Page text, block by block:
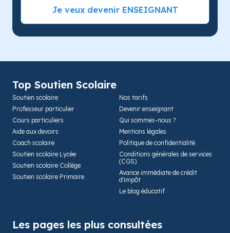
Je veux devenir ENSEIGNANT
Top Soutien Scolaire
Soutien scolaire
Professeur particulier
Cours particuliers
Aide aux devoirs
Coach scolaire
Soutien scolaire Lycée
Soutien scolaire Collège
Soutien scolaire Primaire
Nos tarifs
Devenir enseignant
Qui sommes-nous ?
Mentions légales
Politique de confidentialité
Conditions générales de services
(CGS)
Avance immédiate de crédit
d'impôt
Le blog éducatif
Les pages les plus consultées